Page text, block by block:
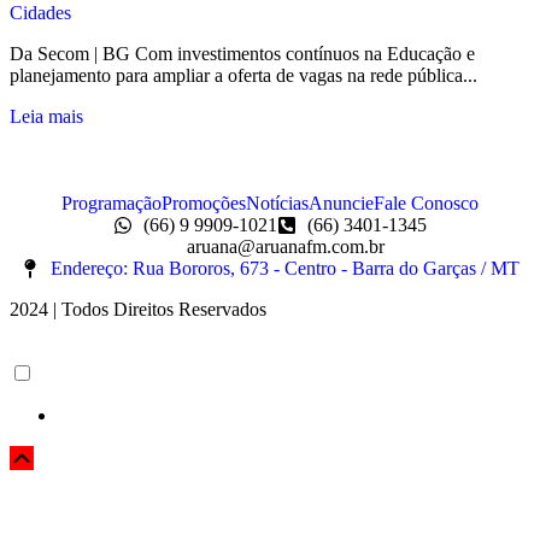
Cidades
Da Secom | BG Com investimentos contínuos na Educação e
planejamento para ampliar a oferta de vagas na rede pública...
Leia mais
ProgramaçãoPromoçõesNotíciasAnuncieFale Conosco
(66) 9 9909-1021
(66) 3401-1345
aruana@aruanafm.com.br
Endereço: Rua Bororos, 673 - Centro - Barra do Garças / MT
2024 | Todos Direitos Reservados